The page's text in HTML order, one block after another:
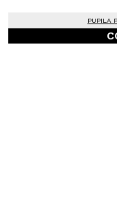
PUPILA